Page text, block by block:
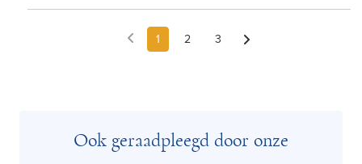
1 2 3
Ook geraadpleegd door onze